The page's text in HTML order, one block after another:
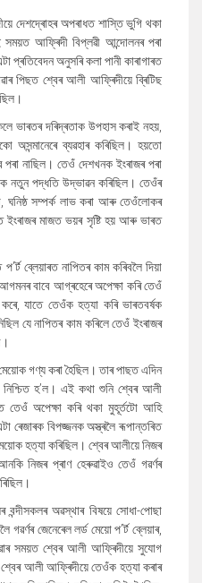
দেশদ্ৰোহৰ অপৰাধত শাস্তি ভুগি থকা
আফ্ৰিদী বিপ্লৱী আন্দোলনৰ পৰা
প্ৰতিবেদন অনুসৰি কলা পানী কাৰাগাৰত
পিছত শ্বেৰ আলী আফ্ৰিদীয়ে ব্ৰিটিছ
ভাৰতৰ দৰিদ্ৰতাক উপহাস কৰাই নহয়,
অসন্মানেৰে ব্যৱহাৰ কৰিছিল। হয়তো
নাছিল। তেওঁ দেশখনক ইংৰাজৰ পৰা
নতুন পদ্ধতি উদ্ভাৱন কৰিছিল। তেওঁৰ
ঘনিষ্ঠ সম্পৰ্ক লাভ কৰা আৰু তেওঁলোকৰ
ইংৰাজৰ মাজত ভয়ৰ সৃষ্টি হয় আৰু ভাৰত
ব্লেয়াৰত নাপিতৰ কাম কৰিবলৈ দিয়া
আগমনৰ বাবে আগ্ৰহেৰে অপেক্ষা কৰি তেওঁ
যাতে তেওঁক হত্যা কৰি ভাৰতবৰ্ষক
যে নাপিতৰ কাম কৰিলে তেওঁ ইংৰাজৰ
গণ্য কৰা হৈছিল। তাৰ পাছত এদিন
নিশ্চিত হ’ল। এই কথা শুনি শ্বেৰ আলী
তেওঁ অপেক্ষা কৰি থকা মুহূৰ্তটো আহি
ৰেজাৰক বিপজ্জনক অস্ত্ৰলৈ ৰূপান্তৰিত
হত্যা কৰিছিল। শ্বেৰ আলীয়ে নিজৰ
নিজৰ প্ৰাণ হেৰুৱাইও তেওঁ গৱৰ্ণৰ
অৱস্থাৰ বিষয়ে সোধা-পোছা
জেনেৰেল লৰ্ড মেয়ো প’ৰ্ট ব্লেয়াৰ,
সময়ত শ্বেৰ আলী আফ্ৰিদীয়ে সুযোগ
আলী আফ্ৰিদীয়ে তেওঁক হত্যা কৰাৰ